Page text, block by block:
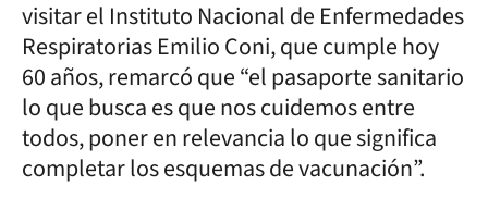
visitar el Instituto Nacional de Enfermedades
Respiratorias Emilio Coni, que cumple hoy
60 años, remarcó que “el pasaporte sanitario
lo que busca es que nos cuidemos entre
todos, poner en relevancia lo que significa
completar los esquemas de vacunación”.